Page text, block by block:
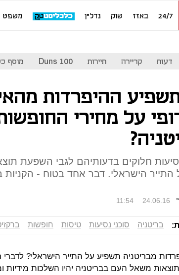
24/7 באזז שוק נדל"ן משפט
דעות קריירה תיירות Duns 100 מוסף
ההיפרדות
על מחירי
חלוקים בדעותיהם לגבי השפעת
הישראלי. דבר אחד בטוח - הקניות
11:54 24.06.16
בריטניה סוכני נסיעות טיסות חופשות
מבריטניה תשפיע על התייר הישראלי? לדברי
משאל העם בבריטניה יהיו השלכות מידיות